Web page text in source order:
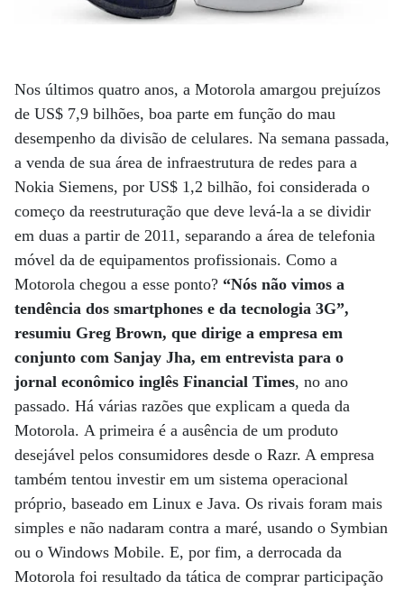
Nos últimos quatro anos, a Motorola amargou prejuízos
de US$ 7,9 bilhões, boa parte em função do mau
desempenho da divisão de celulares. Na semana passada,
a venda de sua área de infraestrutura de redes para a
Nokia Siemens, por US$ 1,2 bilhão, foi considerada o
começo da reestruturação que deve levá-la a se dividir
em duas a partir de 2011, separando a área de telefonia
móvel da de equipamentos profissionais. Como a
Motorola chegou a esse ponto? “Nós não vimos a
tendência dos smartphones e da tecnologia 3G”,
resumiu Greg Brown, que dirige a empresa em
conjunto com Sanjay Jha, em entrevista para o
jornal econômico inglês Financial Times, no ano
passado. Há várias razões que explicam a queda da
Motorola. A primeira é a ausência de um produto
desejável pelos consumidores desde o Razr. A empresa
também tentou investir em um sistema operacional
próprio, baseado em Linux e Java. Os rivais foram mais
simples e não nadaram contra a maré, usando o Symbian
ou o Windows Mobile. E, por fim, a derrocada da
Motorola foi resultado da tática de comprar participação